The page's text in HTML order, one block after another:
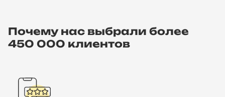
Почему нас выбрали более
450 000 клиентов